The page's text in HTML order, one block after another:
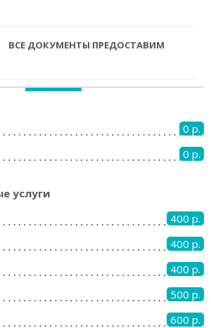
ВСЕ ДОКУМЕНТЫ ПРЕДОСТАВИМ
0 р.
0 р.
услуги
400 р.
400 р.
400 р.
500 р.
600 р.